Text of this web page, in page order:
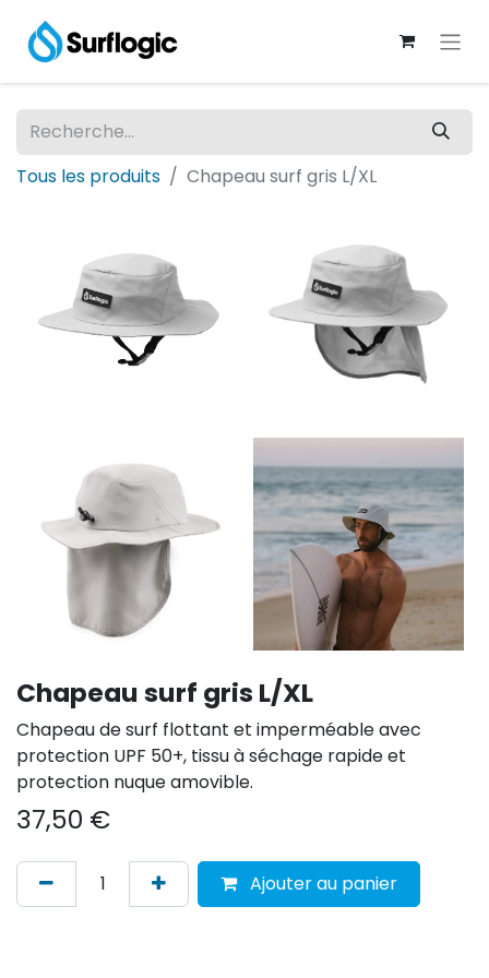
Tous les produits Chapeau surf gris L/XL
Chapeau surf gris L/XL
Chapeau de surf flottant et imperméable avec
protection UPF 50+, tissu à séchage rapide et
protection nuque amovible.
37,50 €
Ajouter au panier